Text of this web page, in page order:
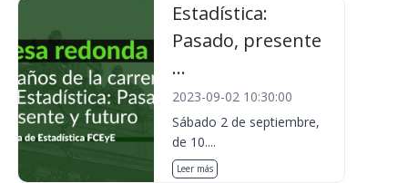
Estadística:
Pasado, presente
...
2023-09-02 10:30:00
Sábado 2 de septiembre,
de 10....
Leer más